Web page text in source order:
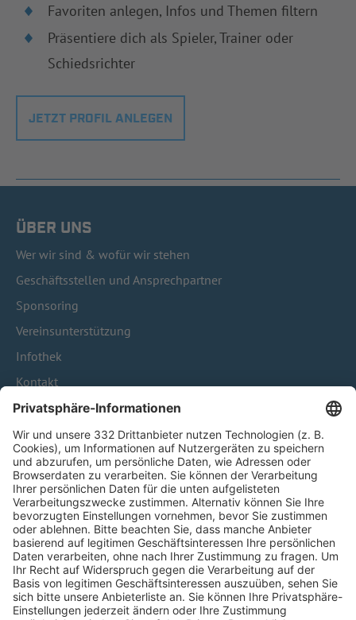
Favoriten anlegen, Infos und Themen filtern
Präsentiere dich als Spieler, Trainer oder
Schiedsrichter
JETZT PROFIL ANLEGEN
ÜBER UNS
Wer wir sind & wofür wir stehen
Geschäftsstellen und Ansprechpartner
Sponsoring
Vereinsunterstützung
Infothek
Kontakt
HÄUFIG BESUCHTE SEITEN
Pässe und Vereinswechsel
Trainerausbildung
Schulungsangebot Vereinsmitarbeiter
BFV-Geschäftsstellen
Trainerbörse
Login SpielPlus